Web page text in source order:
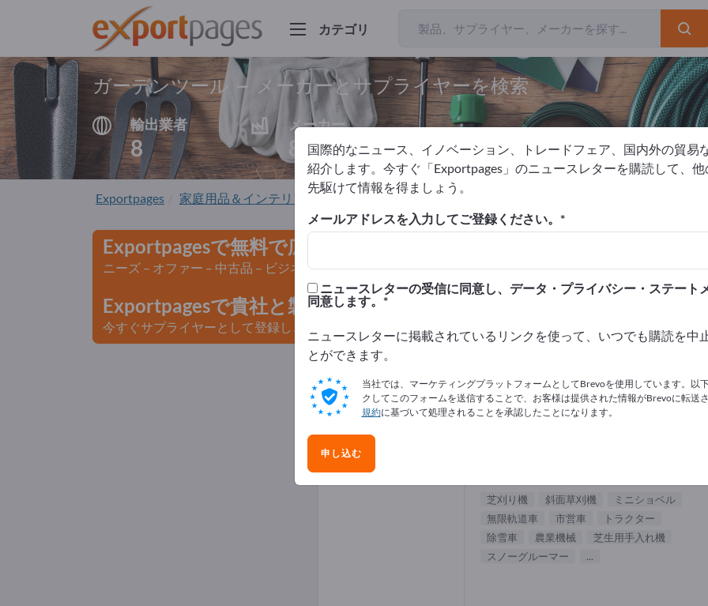
カテゴリ
ガーデンツール – メーカーとサプライヤーを検索
輸出業者
8
メーカー
8
Exportpages 家庭用品＆インテリア ガーデンツール
Exportpagesで無料で広告を掲載！
ニーズ – オファー – 中古品 – ビジネスコンタクト >> ここから始める
Exportpagesで貴社と製品を掲載しましょう。
今すぐサプライヤーとして登録し、認知度を高めましょう>> こちらから掲載
ガーデンツール サプライヤー (8)
芝刈り機 斜面草刈機
ミニショベル
無限軌道車
市営車
トラクター
除雪車
農業機械
芝生用手入れ機
スノーグルーマー
...
国際的なニュース、イノベーション、トレードフェア、国内外の貿易
紹介します。今すぐ「Exportpages」のニュースレターを購読して、他
先駆けて情報を得ましょう。
メールアドレスを入力してご登録ください。
ニュースレターの受信に同意し、データ・プライバシー・ステート
同意します。
ニュースレターに掲載されているリンクを使って、いつでも購読を中
とができます。
当社では、マーケティングプラットフォームとしてBrevoを使用しています。以
クしてこのフォームを送信することで、お客様は提供された情報がBrevoに転送さ
規約に基づいて処理されることを承認したことになります。
申し込む